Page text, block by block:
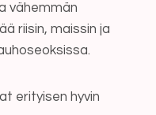
vähemmän
riisin, maissin ja
erityisen hyvin